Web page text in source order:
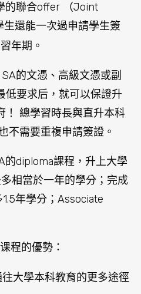
的聯合offer （Joint
生還能一次過申請學生簽
年期。
的文憑、高級文憑或副
低要求后，就可以保證升
！ 總學習時長與直升本科
不需要重複申請簽證。
的diploma課程，升上大學
相當於一年的學分；完成
年學分；Associate
程的優勢：
大學本科教育的更多途徑